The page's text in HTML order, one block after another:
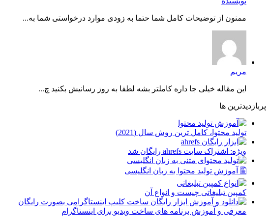
ممنون از توضیحات کامل شما حتما به زودی موارد درخواستی شما به...
مریم
این مقاله خیلی جا داره کاملتر بشه لطفا به روز رسانیش بکنید چ...
پربازدیدترین ها
توليد محتوا، کامل ترین روش سال (2021)
ویژه: اشتراک سایت ahrefs رایگان شد
🖺 آموزش تولید محتوا به زبان انگلیسی
کمپین تبلیغاتی چیست و انواع آن
معرفی و آموزش برنامه های ساخت ویدیو برای اینستاگرام